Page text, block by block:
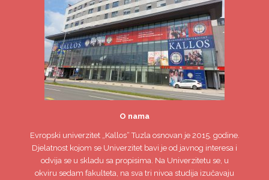
O nama
Evropski univerzitet„Kallos“ Tuzla osnovan je 2015. godine.
Djelatnost kojom se Univerzitet bavi je od javnog interesa i
odvija se u skladu sa propisima. Na Univerzitetu se, u
okviru sedam fakulteta, na sva tri nivoa studija izučavaju